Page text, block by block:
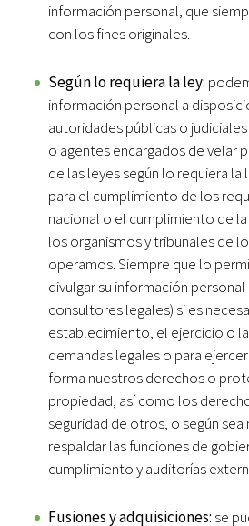
información personal, que
con los fines originales.
Según lo requiera la ley:
información personal a
autoridades públicas o
o agentes encargados de velar
de las leyes según lo requiera
para el cumplimiento de los
nacional o el cumplimiento de
los organismos y tribunales de
operamos. Siempre que lo
divulgar su información
consultores legales) si es
establecimiento, el ejercicio o
demandas legales o para
forma nuestros derechos o
propiedad, así como los
seguridad de otros, o según sea
respaldar las funciones de
cumplimiento y auditorías
Fusiones y adquisiciones:se